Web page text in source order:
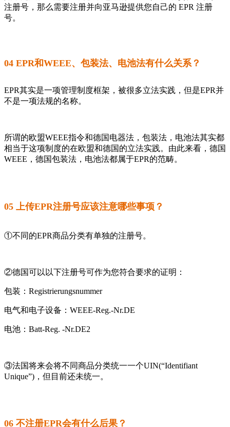
注册号，那么需要注册并向亚马逊提供您自己的 EPR 注册
号。
04 EPR和WEEE、包装法、电池法有什么关系？
EPR其实是一项管理制度框架，被很多立法实践，但是EPR并
不是一项法规的名称。
所谓的欧盟WEEE指令和德国电器法，包装法，电池法其实都
相当于这项制度的在欧盟和德国的立法实践。由此来看，德国
WEEE，德国包装法，电池法都属于EPR的范畴。
05 上传EPR注册号应该注意哪些事项？
①不同的EPR商品分类有单独的注册号。
②德国可以以下注册号可作为您符合要求的证明：
包装：Registrierungsnummer
电气和电子设备：WEEE-Reg.-Nr.DE
电池：Batt-Reg. -Nr.DE2
③法国将来会将不同商品分类统一一个UIN(“Identifiant
Unique”)，但目前还未统一。
06 不注册EPR会有什么后果？